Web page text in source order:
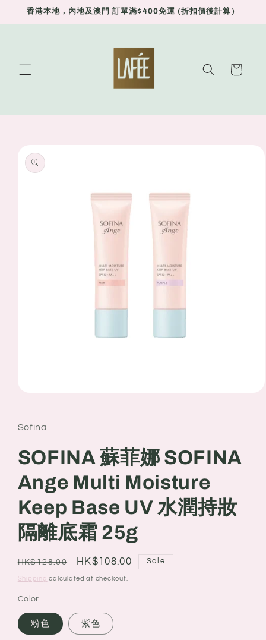
Skip to
香港本地，內地及澳門 訂單滿$400免運 (折扣價後計算）
Cart
product
information
in
modal
Sofina
SOFINA 蘇菲娜 SOFINA
Ange Multi Moisture
Keep Base UV 水潤持妝
隔離底霜 25g
Regular
price
HK$128.00
Sale
price
HK$108.00 Sale
Shipping calculated at checkout.
Color
粉色 紫色